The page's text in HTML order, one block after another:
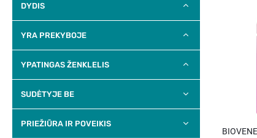
DYDIS
YRA PREKYBOJE
YPATINGAS ŽENKLELIS
SUDĖTYJE BE
PRIEŽIŪRA IR POVEIKIS